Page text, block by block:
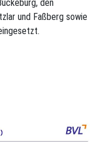
den
und Faßberg sowie